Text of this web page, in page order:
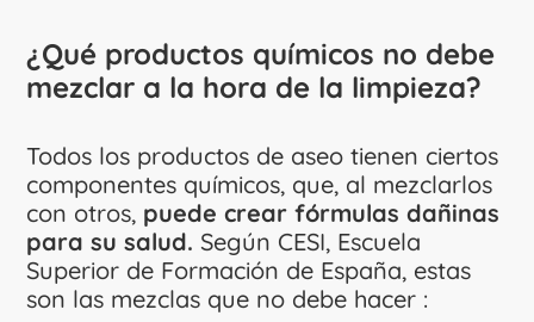
¿Qué productos químicos no debe
mezclar a la hora de la limpieza?
Todos los productos de aseo tienen ciertos
componentes químicos, que, al mezclarlos
con otros, puede crear fórmulas dañinas
para su salud. Según CESI, Escuela
Superior de Formación de España, estas
son las mezclas que no debe hacer :